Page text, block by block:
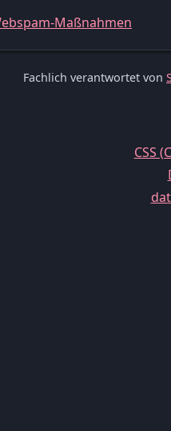
Maßnahmen
Fachlich verantwortet von
CSS